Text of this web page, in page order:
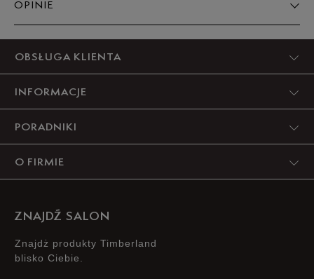
OPINIE
OBSŁUGA KLIENTA
INFORMACJE
PORADNIKI
O FIRMIE
ZNAJDŹ SALON
Znajdż produkty Timberland
blisko Ciebie.